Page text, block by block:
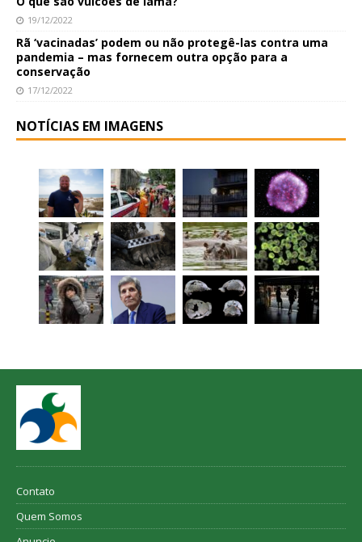
19/12/2022
Rã ‘vacinadas’ podem ou não protegê-las contra uma
pandemia – mas fornecem outra opção para a
conservação
17/12/2022
NOTÍCIAS EM IMAGENS
Contato
Quem Somos